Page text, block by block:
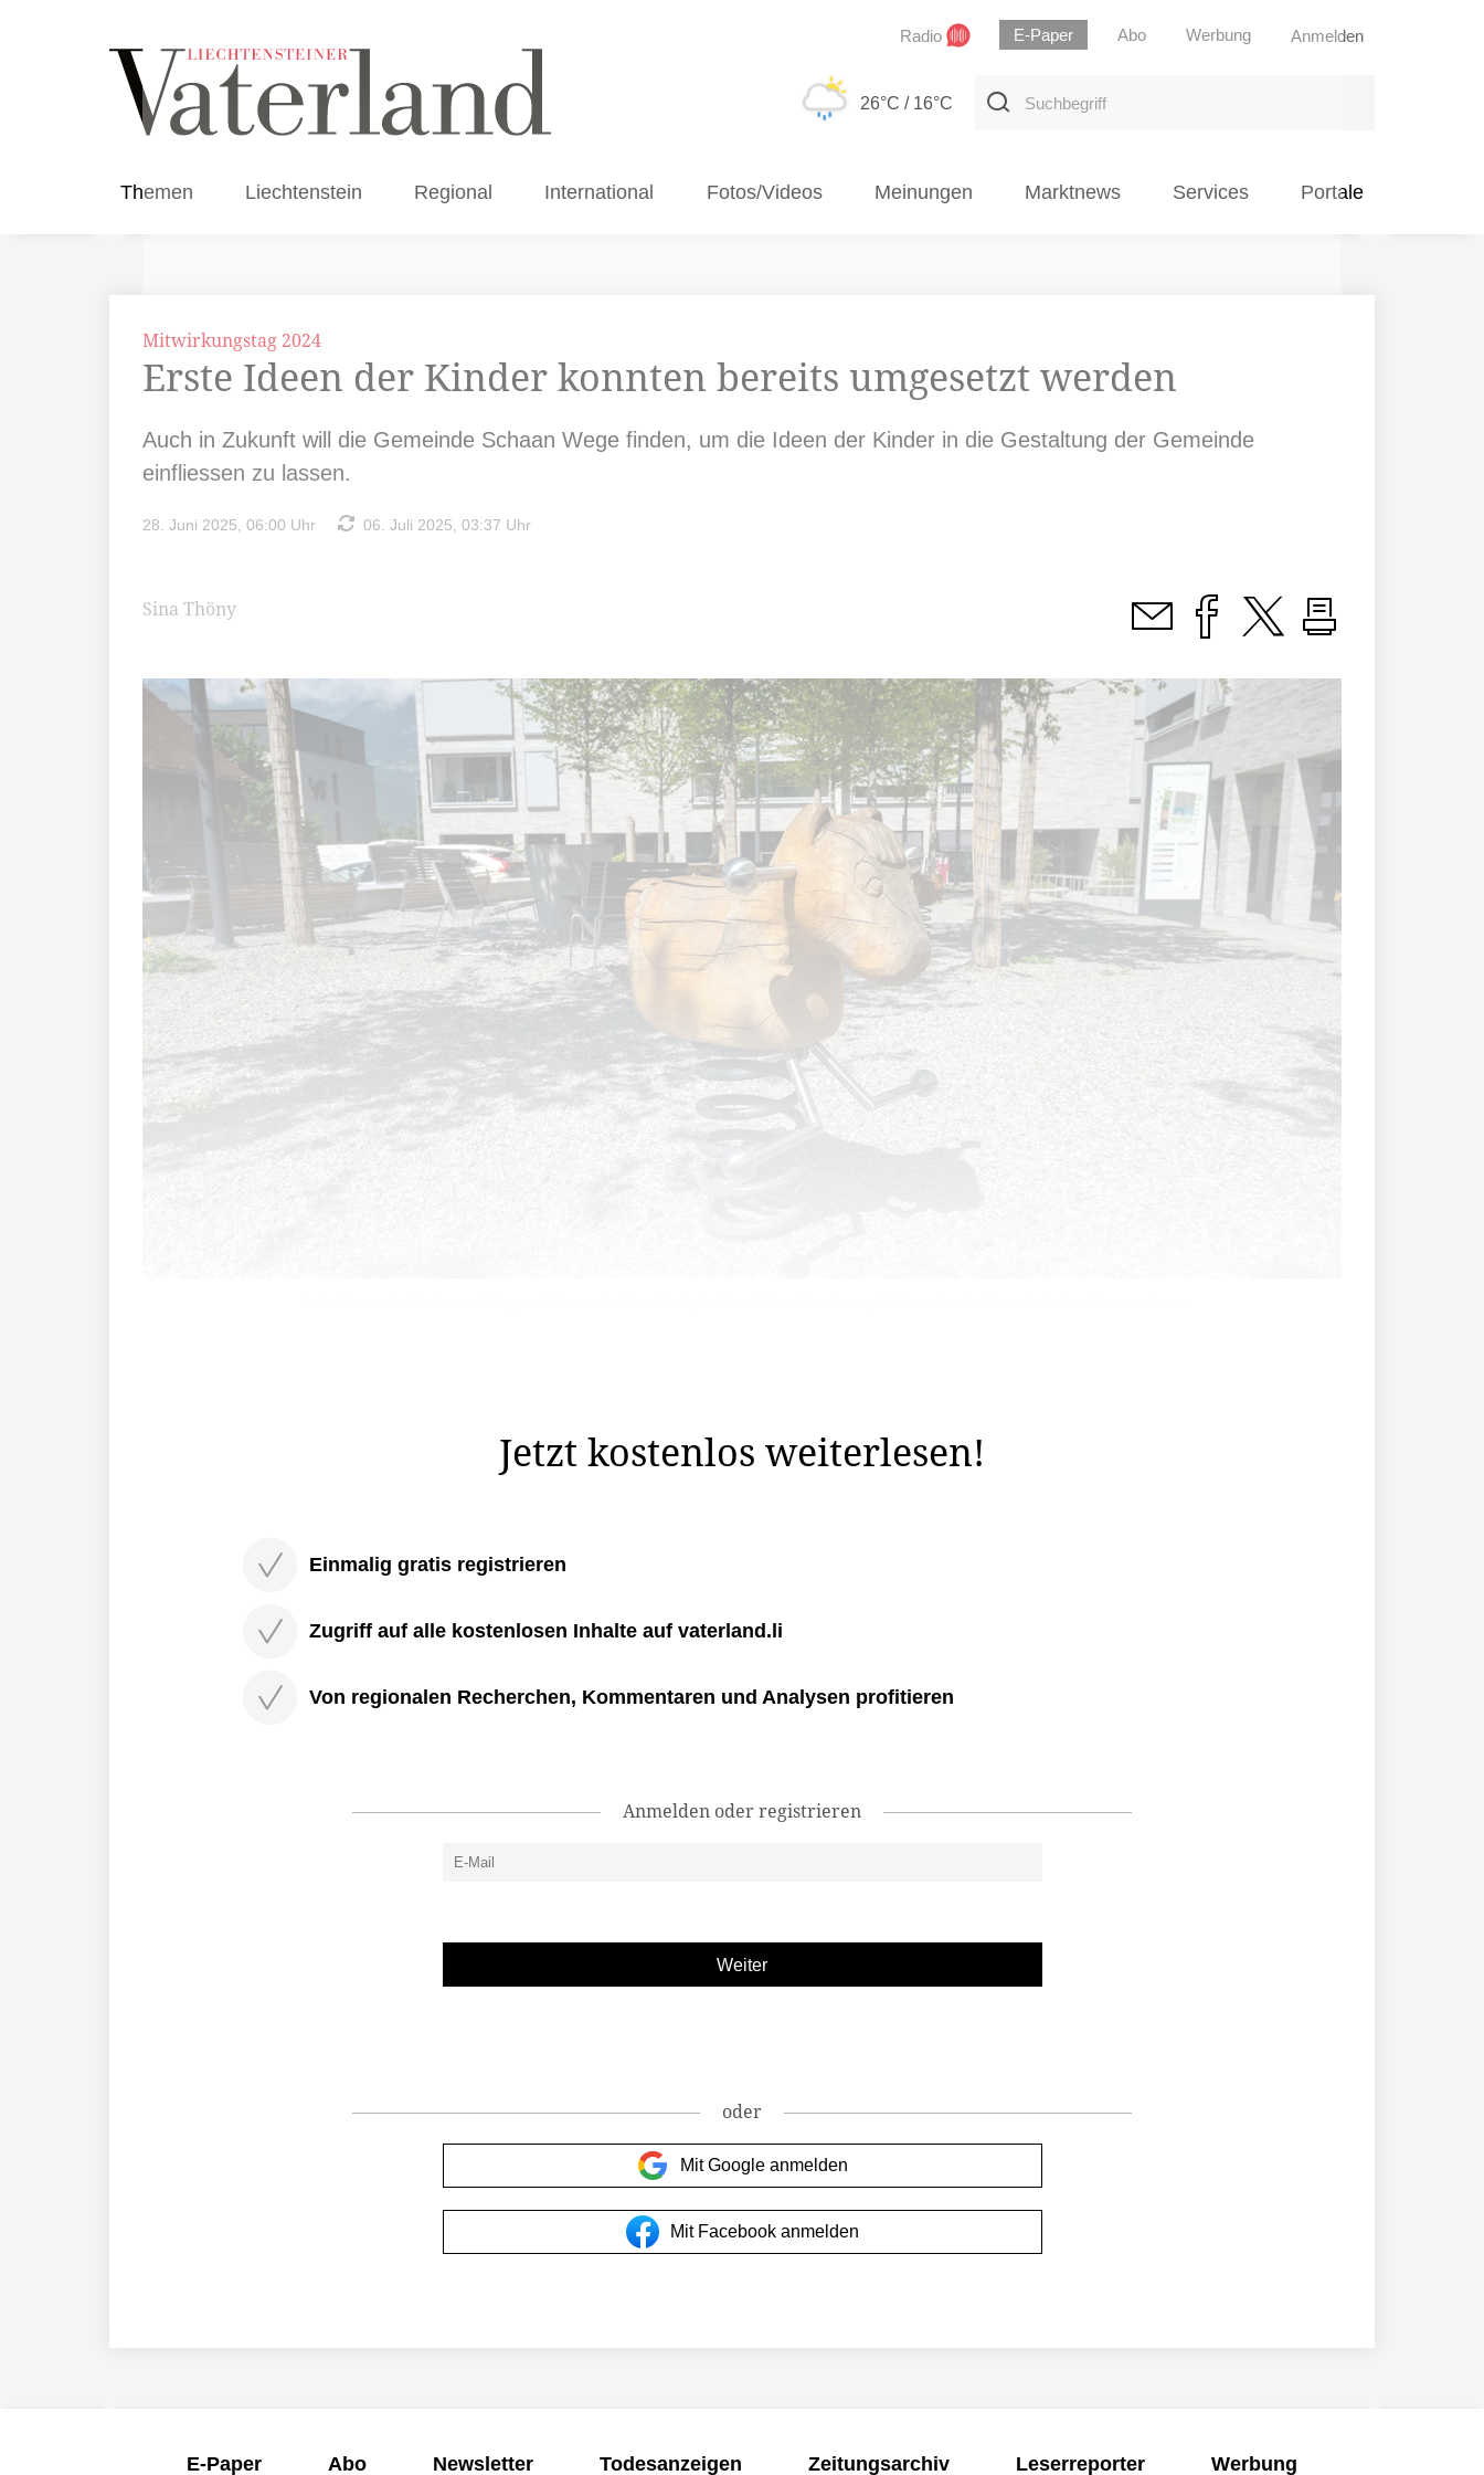
Radio E-Paper Abo Werbung Anmelden
26°C / 16°C
Suchbegriff
Themen Liechtenstein Regional International Fotos/Videos Meinungen Marktnews Services Portale
Mitwirkungstag 2024
Erste Ideen der Kinder konnten bereits umgesetzt werden
Auch in Zukunft will die Gemeinde Schaan Wege finden, um die Ideen der Kinder in die Gestaltung der Gemeinde
einfliessen zu lassen.
28. Juni 2025, 06:00 Uhr 06. Juli 2025, 03:37 Uhr
Sina Thöny
Jetzt kostenlos weiterlesen!
Einmalig gratis registrieren
Zugriff auf alle kostenlosen Inhalte auf vaterland.li
Von regionalen Recherchen, Kommentaren und Analysen profitieren
Anmelden oder registrieren
oder
Mit Google anmelden
Mit Facebook anmelden
E-Paper Abo Newsletter Todesanzeigen Zeitungsarchiv Leserreporter Werbung